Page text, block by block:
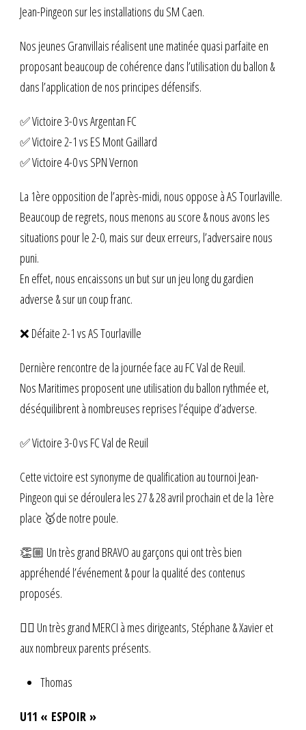
Jean-Pingeon sur les installations du SM Caen.
Nos jeunes Granvillais réalisent une matinée quasi parfaite en
proposant beaucoup de cohérence dans l’utilisation du ballon &
dans l’application de nos principes défensifs.
✅ Victoire 3-0 vs Argentan FC
✅ Victoire 2-1 vs ES Mont Gaillard
✅ Victoire 4-0 vs SPN Vernon
La 1ère opposition de l’après-midi, nous oppose à AS Tourlaville.
Beaucoup de regrets, nous menons au score & nous avons les
situations pour le 2-0, mais sur deux erreurs, l’adversaire nous
puni.
En effet, nous encaissons un but sur un jeu long du gardien
adverse & sur un coup franc.
❌ Défaite 2-1 vs AS Tourlaville
Dernière rencontre de la journée face au FC Val de Reuil.
Nos Maritimes proposent une utilisation du ballon rythmée et,
déséquilibrent à nombreuses reprises l’équipe d’adverse.
✅ Victoire 3-0 vs FC Val de Reuil
Cette victoire est synonyme de qualification au tournoi Jean-
Pingeon qui se déroulera les 27 & 28 avril prochain et de la 1ère
place 🥇de notre poule.
👏🏼 Un très grand BRAVO au garçons qui ont très bien
appréhendé l’événement & pour la qualité des contenus
proposés.
👍🏼 Un très grand MERCI à mes dirigeants, Stéphane & Xavier et
aux nombreux parents présents.
Thomas
U11 « ESPOIR »